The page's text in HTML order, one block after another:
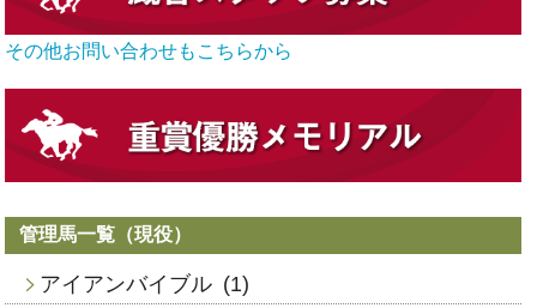
その他お問い合わせもこちらから
管理馬一覧（現役）
アイアンバイブル (1)